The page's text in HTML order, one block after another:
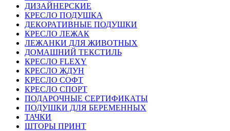
ДИЗАЙНЕРСКИЕ
КРЕСЛО ПОДУШКА
ДЕКОРАТИВНЫЕ ПОДУШКИ
КРЕСЛО ЛЕЖАК
ЛЕЖАНКИ ДЛЯ ЖИВОТНЫХ
ДОМАШНИЙ ТЕКСТИЛЬ
КРЕСЛО FLEXY
КРЕСЛО ЖДУН
КРЕСЛО СОФТ
КРЕСЛО СПОРТ
ПОДАРОЧНЫЕ СЕРТИФИКАТЫ
ПОДУШКИ ДЛЯ БЕРЕМЕННЫХ
ТАЧКИ
ШТОРЫ ПРИНТ